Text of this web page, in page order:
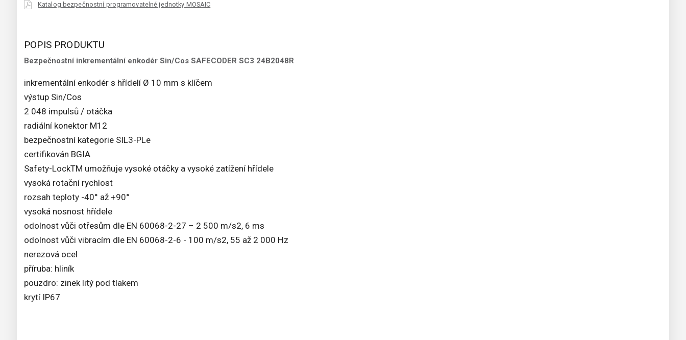
Katalog bezpečnostní programovatelné jednotky MOSAIC
POPIS PRODUKTU
Bezpečnostní inkrementální enkodér Sin/Cos SAFECODER SC3 24B2048R
inkrementální enkodér s hřídelí Ø 10 mm s klíčem
výstup Sin/Cos
2 048 impulsů / otáčka
radiální konektor M12
bezpečnostní kategorie SIL3-PLe
certifikován BGIA
Safety-LockTM umožňuje vysoké otáčky a vysoké zatížení hřídele
vysoká rotační rychlost
rozsah teploty -40° až +90°
vysoká nosnost hřídele
odolnost vůči otřesům dle EN 60068-2-27 – 2 500 m/s2, 6 ms
odolnost vůči vibracím dle EN 60068-2-6 - 100 m/s2, 55 až 2 000 Hz
nerezová ocel
příruba: hliník
pouzdro: zinek litý pod tlakem
krytí IP67